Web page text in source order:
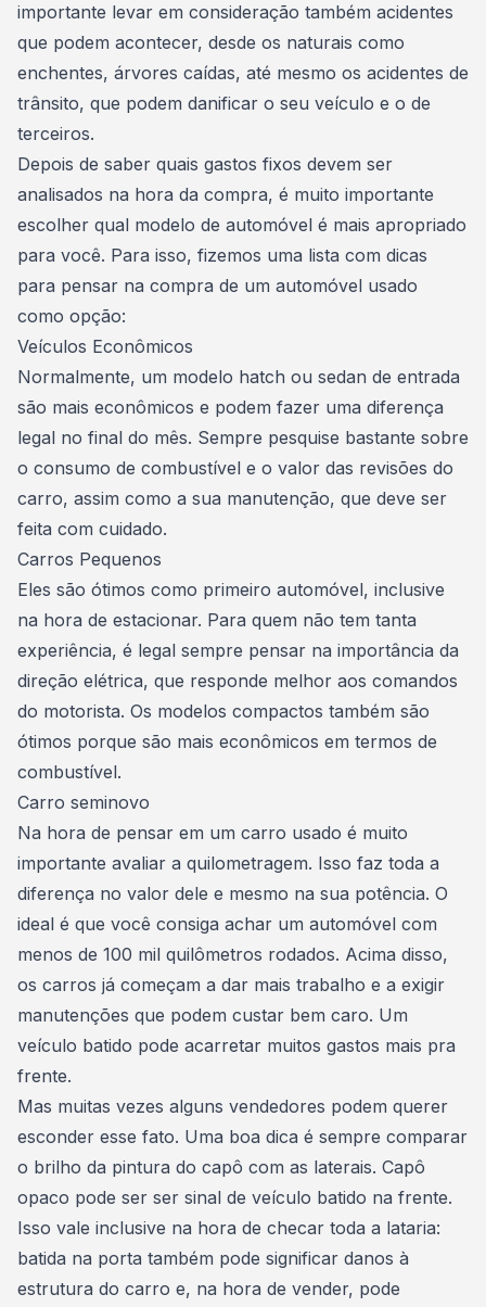
importante levar em consideração também acidentes
que podem acontecer, desde os naturais como
enchentes, árvores caídas, até mesmo os acidentes de
trânsito, que podem danificar o seu veículo e o de
terceiros.
Depois de saber quais gastos fixos devem ser
analisados na hora da compra, é muito importante
escolher qual modelo de automóvel é mais apropriado
para você. Para isso, fizemos uma lista com dicas
para pensar na compra de um automóvel usado
como opção:
Veículos Econômicos
Normalmente, um modelo hatch ou sedan de entrada
são mais econômicos e podem fazer uma diferença
legal no final do mês. Sempre pesquise bastante sobre
o consumo de combustível e o valor das revisões do
carro, assim como a sua manutenção, que deve ser
feita com cuidado.
Carros Pequenos
Eles são ótimos como primeiro automóvel, inclusive
na hora de estacionar. Para quem não tem tanta
experiência, é legal sempre pensar na importância da
direção elétrica, que responde melhor aos comandos
do motorista. Os modelos compactos também são
ótimos porque são mais econômicos em termos de
combustível.
Carro seminovo
Na hora de pensar em um carro usado é muito
importante avaliar a quilometragem. Isso faz toda a
diferença no valor dele e mesmo na sua potência. O
ideal é que você consiga achar um automóvel com
menos de 100 mil quilômetros rodados. Acima disso,
os carros já começam a dar mais trabalho e a exigir
manutenções que podem custar bem caro. Um
veículo batido pode acarretar muitos gastos mais pra
frente.
Mas muitas vezes alguns vendedores podem querer
esconder esse fato. Uma boa dica é sempre comparar
o brilho da pintura do capô com as laterais. Capô
opaco pode ser ser sinal de veículo batido na frente.
Isso vale inclusive na hora de checar toda a lataria:
batida na porta também pode significar danos à
estrutura do carro e, na hora de vender, pode